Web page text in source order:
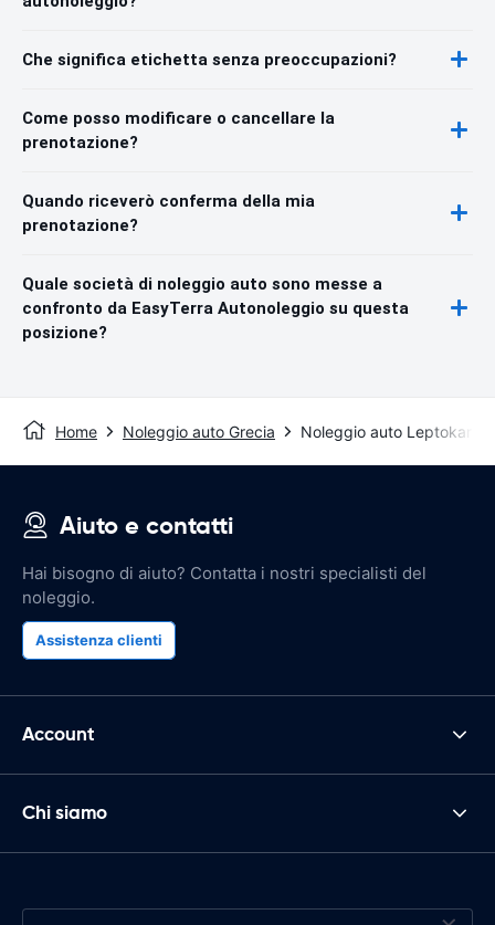
Che significa etichetta senza preoccupazioni?
Come posso modificare o cancellare la
prenotazione?
Quando riceverò conferma della mia
prenotazione?
Quale società di noleggio auto sono messe a
confronto da EasyTerra Autonoleggio su questa
posizione?
Home Noleggio auto Grecia Noleggio auto Leptokaria
Aiuto e contatti
Hai bisogno di aiuto? Contatta i nostri specialisti del
noleggio.
Assistenza clienti
Account
Chi siamo